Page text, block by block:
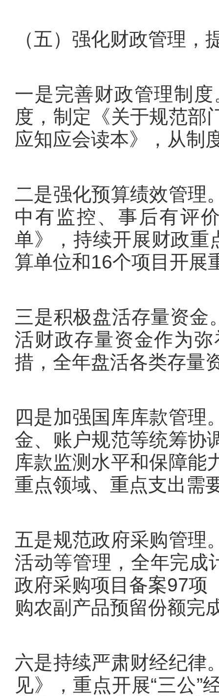
（五）强化财政管理，
一是完善财政管理制
度，制定《关于规范部
应知应会读本》，从制
二是强化预算绩效管理
中有监控、事后有评
单》，持续开展财政重
算单位和16个项目开展
三是积极盘活存量资金
活财政存量资金作为
措，全年盘活各类存量
四是加强国库库款管理
金、账户规范等统筹协
库款监测水平和保障能
重点领域、重点支出需
五是规范政府采购管理
活动等管理，全年完成
政府采购项目备案97项
购农副产品预留份额完
六是持续严肃财经纪律
见》，重点开展“三公